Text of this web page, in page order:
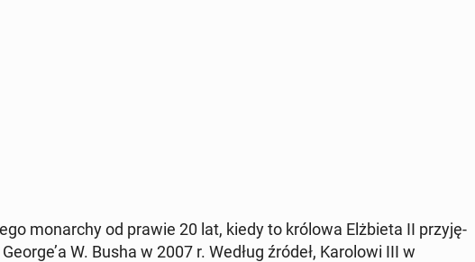
mo­nar­chy od prawie 20 lat, kiedy to królowa Elż­bie­ta II przy­ję­
W. Busha w 2007 r. Według źródeł, Ka­ro­lo­wi III w